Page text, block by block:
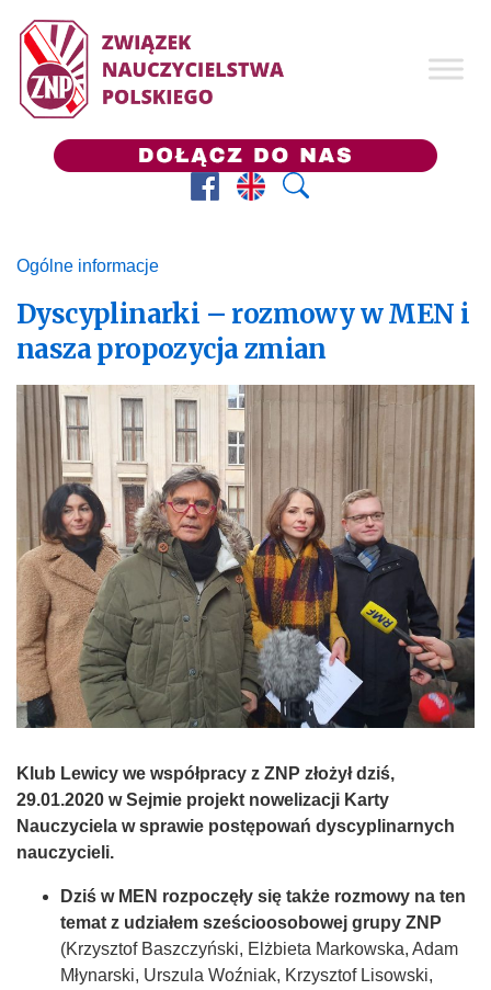
FacebookPrezes ZNP
Wyszukaj
Ogólne informacje
Dyscyplinarki – rozmowy w MEN i
nasza propozycja zmian
Klub Lewicy we współpracy z ZNP złożył dziś,
29.01.2020 w Sejmie projekt nowelizacji Karty
Nauczyciela w sprawie postępowań dyscyplinarnych
nauczycieli.
Dziś w MEN rozpoczęły się także rozmowy na ten
temat z udziałem sześcioosobowej grupy ZNP
(Krzysztof Baszczyński, Elżbieta Markowska, Adam
Młynarski, Urszula Woźniak, Krzysztof Lisowski,